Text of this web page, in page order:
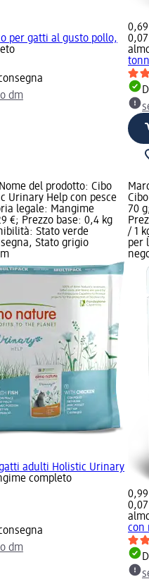
per gatti al gusto pollo,
dm
del prodotto: Cibo
Urinary Help con pesce
legale: Mangime
€; Prezzo base: 0,4 kg
Stato verde
Stato grigio
adulti Holistic Urinary
completo
dm
70
/ 1
per
con